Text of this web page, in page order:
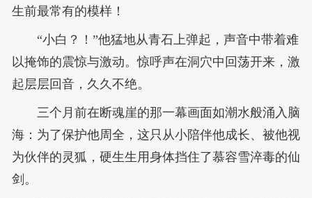
生前最常有的模样！
“小白？！”他猛地从青石上弹起，声音中带着难
以掩饰的震惊与激动。惊呼声在洞穴中回荡开来，激
起层层回音，久久不绝。
三个月前在断魂崖的那一幕画面如潮水般涌入脑
海：为了保护他周全，这只从小陪伴他成长、被他视
为伙伴的灵狐，硬生生用身体挡住了慕容雪淬毒的仙
剑。